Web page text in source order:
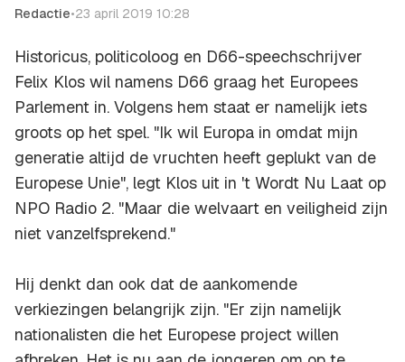
Redactie•23 april 2019 10:28
Historicus, politicoloog en D66-speechschrijver
Felix Klos wil namens D66 graag het Europees
Parlement in. Volgens hem staat er namelijk iets
groots op het spel. "Ik wil Europa in omdat mijn
generatie altijd de vruchten heeft geplukt van de
Europese Unie", legt Klos uit in 't Wordt Nu Laat op
NPO Radio 2. "Maar die welvaart en veiligheid zijn
niet vanzelfsprekend."
Hij denkt dan ook dat de aankomende
verkiezingen belangrijk zijn. "Er zijn namelijk
nationalisten die het Europese project willen